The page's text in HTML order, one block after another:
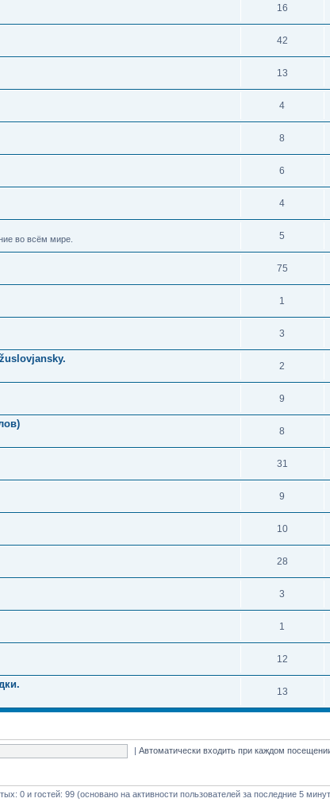
16
42
13
4
8
6
4
во всём мире. 5
75
1
3
2
9
8
31
9
10
28
3
1
12
13
|Автоматически входить при каждом
0 и гостей: 99 (основано на активности пользователей за последние 5